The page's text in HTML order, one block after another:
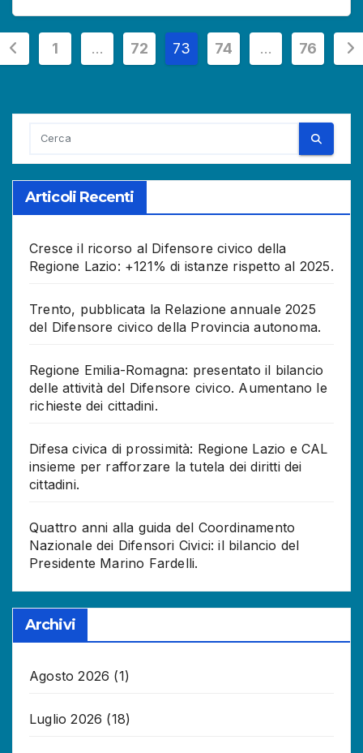
1 … 72 73 74 … 76
Articoli Recenti
Cresce il ricorso al Difensore civico della
Regione Lazio: +121% di istanze rispetto al 2025.
Trento, pubblicata la Relazione annuale 2025
del Difensore civico della Provincia autonoma.
Regione Emilia-Romagna: presentato il bilancio
delle attività del Difensore civico. Aumentano le
richieste dei cittadini.
Difesa civica di prossimità: Regione Lazio e CAL
insieme per rafforzare la tutela dei diritti dei
cittadini.
Quattro anni alla guida del Coordinamento
Nazionale dei Difensori Civici: il bilancio del
Presidente Marino Fardelli.
Archivi
Agosto 2026 (1)
Luglio 2026 (18)